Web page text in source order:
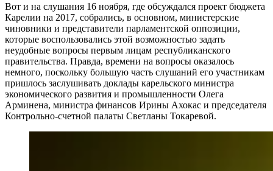
Вот и на слушания 16 ноября, где обсуждался проект бюджета
Карелии на 2017, собрались, в основном, министерские
чиновники и представители парламентской оппозиции,
которые воспользовались этой возможностью задать
неудобные вопросы первым лицам республиканского
правительства. Правда, времени на вопросы оказалось
немного, поскольку большую часть слушаний его участникам
пришлось заслушивать доклады карельского министра
экономического развития и промышленности Олега
Арминена, министра финансов Ирины Ахокас и председателя
Контрольно-счетной палаты Светланы Токаревой.